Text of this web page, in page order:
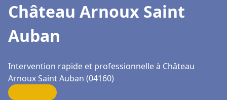
Château Arnoux Saint
Auban
Intervention rapide et professionnelle à Château
Arnoux Saint Auban (04160)